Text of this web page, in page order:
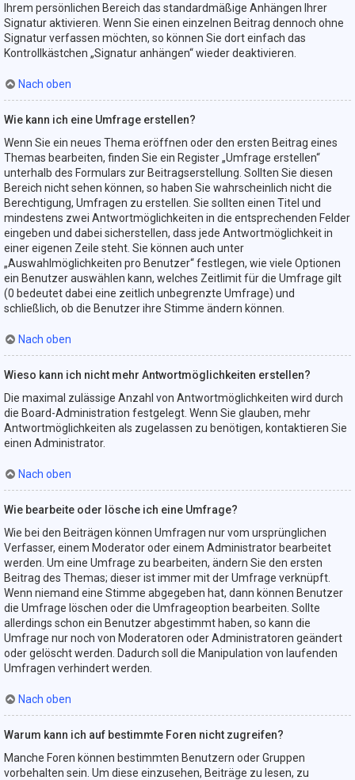
Ihrem persönlichen Bereich das standardmäßige Anhängen Ihrer
Signatur aktivieren. Wenn Sie einen einzelnen Beitrag dennoch ohne
Signatur verfassen möchten, so können Sie dort einfach das
Kontrollkästchen „Signatur anhängen“ wieder deaktivieren.
Nach oben
Wie kann ich eine Umfrage erstellen?
Wenn Sie ein neues Thema eröffnen oder den ersten Beitrag eines
Themas bearbeiten, finden Sie ein Register „Umfrage erstellen“
unterhalb des Formulars zur Beitragserstellung. Sollten Sie diesen
Bereich nicht sehen können, so haben Sie wahrscheinlich nicht die
Berechtigung, Umfragen zu erstellen. Sie sollten einen Titel und
mindestens zwei Antwortmöglichkeiten in die entsprechenden Felder
eingeben und dabei sicherstellen, dass jede Antwortmöglichkeit in
einer eigenen Zeile steht. Sie können auch unter
„Auswahlmöglichkeiten pro Benutzer“ festlegen, wie viele Optionen
ein Benutzer auswählen kann, welches Zeitlimit für die Umfrage gilt
(0 bedeutet dabei eine zeitlich unbegrenzte Umfrage) und
schließlich, ob die Benutzer ihre Stimme ändern können.
Nach oben
Wieso kann ich nicht mehr Antwortmöglichkeiten erstellen?
Die maximal zulässige Anzahl von Antwortmöglichkeiten wird durch
die Board-Administration festgelegt. Wenn Sie glauben, mehr
Antwortmöglichkeiten als zugelassen zu benötigen, kontaktieren Sie
einen Administrator.
Nach oben
Wie bearbeite oder lösche ich eine Umfrage?
Wie bei den Beiträgen können Umfragen nur vom ursprünglichen
Verfasser, einem Moderator oder einem Administrator bearbeitet
werden. Um eine Umfrage zu bearbeiten, ändern Sie den ersten
Beitrag des Themas; dieser ist immer mit der Umfrage verknüpft.
Wenn niemand eine Stimme abgegeben hat, dann können Benutzer
die Umfrage löschen oder die Umfrageoption bearbeiten. Sollte
allerdings schon ein Benutzer abgestimmt haben, so kann die
Umfrage nur noch von Moderatoren oder Administratoren geändert
oder gelöscht werden. Dadurch soll die Manipulation von laufenden
Umfragen verhindert werden.
Nach oben
Warum kann ich auf bestimmte Foren nicht zugreifen?
Manche Foren können bestimmten Benutzern oder Gruppen
vorbehalten sein. Um diese einzusehen, Beiträge zu lesen, zu